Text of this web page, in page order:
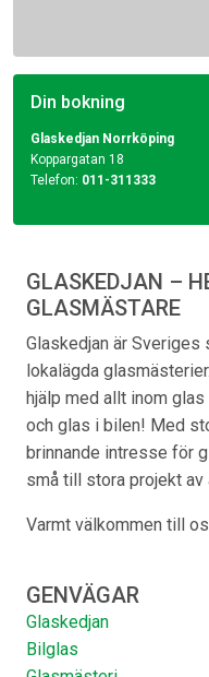
Din bokning
Glaskedjan Norrköping
Koppargatan 18
Telefon: 011-311333
GLASKEDJAN –
GLASMÄSTARE
Glaskedjan är
lokalägda
hjälp med allt inom
och glas i bilen! Med
brinnande intresse för
små till stora projekt av
Varmt välkommen till
GENVÄGAR
Glaskedjan
Bilglas